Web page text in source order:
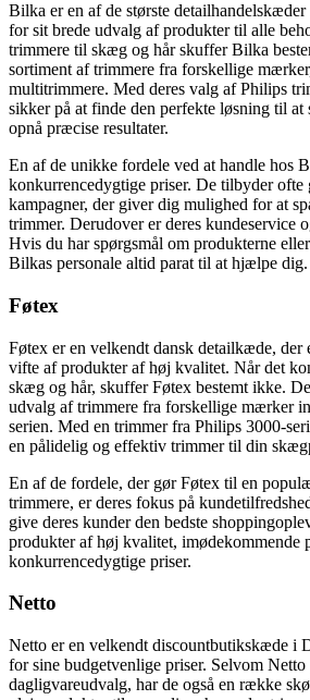
Bilka er en af de største
for sit brede udvalg af produkter til alle
trimmere til skæg og hår skuffer Bilka
sortiment af trimmere fra forskellige
multitrimmere. Med deres valg af Philips
sikker på at finde den perfekte løsning til
opnå præcise resultater.
En af de unikke fordele ved at handle hos
konkurrencedygtige priser. De tilbyder ofte
kampagner, der giver dig mulighed for at
trimmer. Derudover er deres kundeservice
Hvis du har spørgsmål om produkterne
Bilkas personale altid parat til at hjælpe dig.
Føtex
Føtex er en velkendt dansk detailkæde, der
vifte af produkter af høj kvalitet. Når det
skæg og hår, skuffer Føtex bestemt ikke.
udvalg af trimmere fra forskellige mærker
serien. Med en trimmer fra Philips 3000-
en pålidelig og effektiv trimmer til din
En af de fordele, der gør Føtex til en
trimmere, er deres fokus på
give deres kunder den bedste
produkter af høj kvalitet, imødekommende
konkurrencedygtige priser.
Netto
Netto er en velkendt discountbutikskæde i
for sine budgetvenlige priser. Selvom
dagligvareudvalg, har de også en række